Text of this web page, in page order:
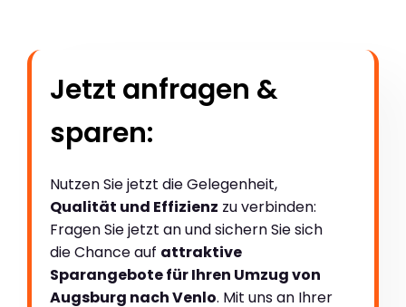
Jetzt anfragen &
sparen:
Nutzen Sie jetzt die Gelegenheit,
Qualität und Effizienz zu verbinden:
Fragen Sie jetzt an und sichern Sie sich
die Chance auf attraktive
Sparangebote für Ihren Umzug von
Augsburg nach Venlo. Mit uns an Ihrer